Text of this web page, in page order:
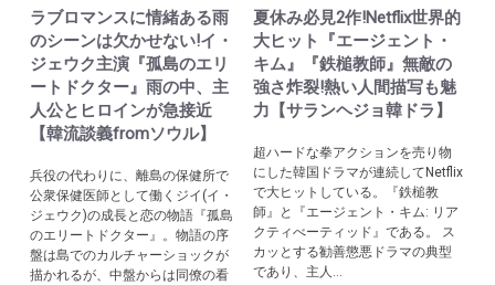
ラブロマンスに情緒ある雨
のシーンは欠かせない!イ・
ジェウク主演『孤島のエリ
ートドクター』雨の中、主
人公とヒロインが急接近
【韓流談義fromソウル】
兵役の代わりに、離島の保健所で
公衆保健医師として働くジイ(イ・
ジェウク)の成長と恋の物語『孤島
のエリートドクター』。物語の序
盤は島でのカルチャーショックが
描かれるが、中盤からは同僚の看
夏休み必見2作!Netflix世界的
大ヒット『エージェント・
キム』『鉄槌教師』無敵の
強さ炸裂!熱い人間描写も魅
力【サランヘジョ韓ドラ】
超ハードな拳アクションを売り物
にした韓国ドラマが連続してNetflix
で大ヒットしている。『鉄槌教
師』と『エージェント・キム: リア
クティべーティッド』である。 ス
カッとする勧善懲悪ドラマの典型
であり、主人...